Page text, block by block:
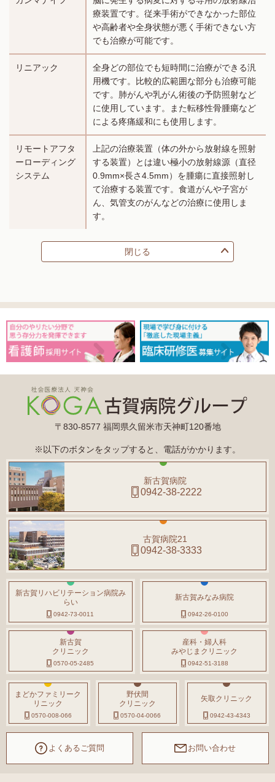
療装置です。従来手術ができなかった部位
や高齢者や全身状態が悪く手術できない方
でも治療が可能です。
リニアック
全身どの部位でも短時間に治療ができる汎
用機です。比較的広範囲な部分も治療可能
です。肺がんや乳がん術後の予防照射など
に使用しています。また転移性骨腫瘍など
による疼痛緩和にも使用します。
リモートアフタ
ーローディング
システム
上記の治療装置（体の外から放射線を照射
する装置）とは違い極小の放射線源（直径
0.9mm×長さ4.5mm）を腫瘍に直接照射し
て治療する装置です。食道がんや子宮が
ん、気管支のがんなどの治療に使用しま
す。
閉じる
〒830-8577 福岡県久留米市天神町120番地
※以下のボタンをタップすると、電話がかかります。
新古賀病院
0942-38-2222
古賀病院21
0942-38-3333
新古賀リハビリテーション病院み
らい
0942-73-0011
新古賀みなみ病院
0942-26-0100
新古賀
クリニック
0570-05-2485
産科・婦人科
みやじまクリニック
0942-51-3188
まどかファミリーク
リニック
0570-008-066
野伏間
クリニック
0570-04-0066
矢取クリニック
0942-43-4343
よくあるご質問 お問い合わせ